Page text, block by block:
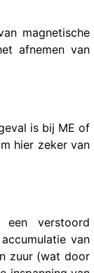
magnetische
afnemen van
is bij ME of
hier zeker van
verstoord
van
zuur (wat door